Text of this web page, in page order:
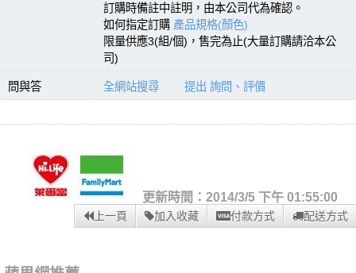
訂購時備註中註明，由本公司代為確認。
如何指定訂購 產品規格(顏色)
限量供應3(組/個)，售完為止(大量訂購請洽本公
司)
問與答 全網站搜尋 提出 詢問、評價
更新時間：2014/3/5 下午 01:55:00
上一頁 加入收藏 付款方式 配送方式